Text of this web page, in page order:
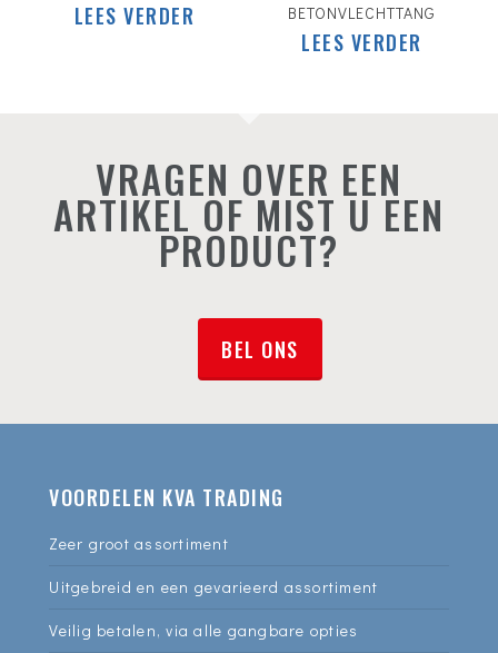
LEES VERDER
BETONVLECHTTANG
LEES VERDER
VRAGEN OVER EEN
ARTIKEL OF MIST U EEN
PRODUCT?
BEL ONS
VOORDELEN KVA TRADING
Zeer groot assortiment
Uitgebreid en een gevarieerd assortiment
Veilig betalen, via alle gangbare opties